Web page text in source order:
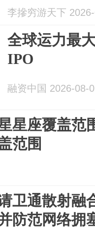
李摻穷游天下
全球运力最
IPO
融资中国 2026-08-
星座覆盖范
范围
卫通散射融
防范网络拥